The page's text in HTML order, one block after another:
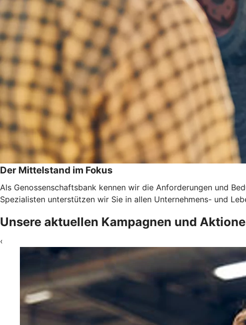
Der Mittelstand im Fokus
Als Genossenschaftsbank kennen wir die Anforderungen und
Spezialisten unterstützen wir Sie in allen Unternehmens- und
Unsere aktuellen Kampagnen und
‹